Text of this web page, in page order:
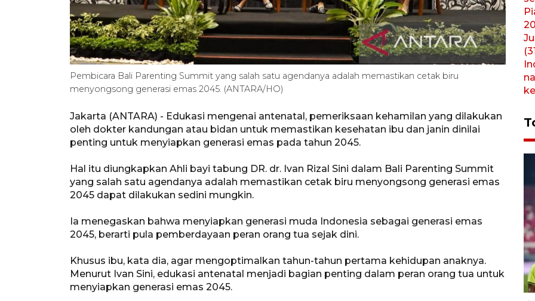
Pembicara Bali Parenting Summit yang salah satu agendanya adalah memastikan cetak biru
menyongsong generasi emas 2045. (ANTARA/HO)
Jakarta (ANTARA) - Edukasi mengenai antenatal, pemeriksaan kehamilan yang dilakukan
oleh dokter kandungan atau bidan untuk memastikan kesehatan ibu dan janin dinilai
penting untuk menyiapkan generasi emas pada tahun 2045.
Hal itu diungkapkan Ahli bayi tabung DR. dr. Ivan Rizal Sini dalam Bali Parenting Summit
yang salah satu agendanya adalah memastikan cetak biru menyongsong generasi emas
2045 dapat dilakukan sedini mungkin.
Ia menegaskan bahwa menyiapkan generasi muda Indonesia sebagai generasi emas
2045, berarti pula pemberdayaan peran orang tua sejak dini.
Khusus ibu, kata dia, agar mengoptimalkan tahun-tahun pertama kehidupan anaknya.
Menurut Ivan Sini, edukasi antenatal menjadi bagian penting dalam peran orang tua untuk
menyiapkan generasi emas 2045.